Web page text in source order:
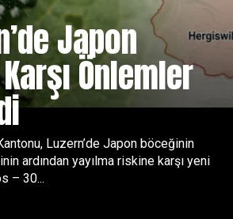
Japon
Önlemler
Luzern’de Japon böceğinin
ardından yayılma riskine karşı yeni
– 30...